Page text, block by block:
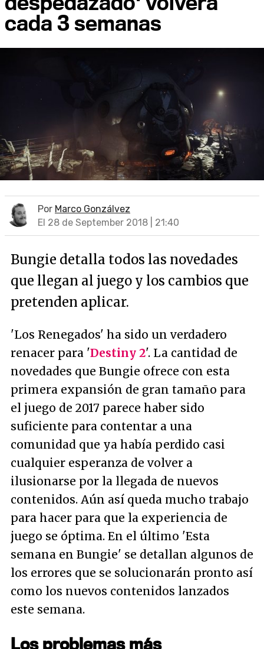
cada 3 semanas
Por Marco Gonzálvez
El 28 de September 2018 | 21:40
Bungie detalla todos las novedades
que llegan al juego y los cambios que
pretenden aplicar.
'Los Renegados' ha sido un verdadero
renacer para 'Destiny 2'. La cantidad de
novedades que Bungie ofrece con esta
primera expansión de gran tamaño para
el juego de 2017 parece haber sido
suficiente para contentar a una
comunidad que ya había perdido casi
cualquier esperanza de volver a
ilusionarse por la llegada de nuevos
contenidos. Aún así queda mucho trabajo
para hacer para que la experiencia de
juego se óptima. En el último 'Esta
semana en Bungie' se detallan algunos de
los errores que se solucionarán pronto así
como los nuevos contenidos lanzados
este semana.
Los problemas más